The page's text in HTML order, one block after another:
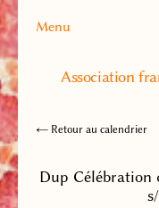
Menu
Association
← Retour au calendrier
Dup Célébration